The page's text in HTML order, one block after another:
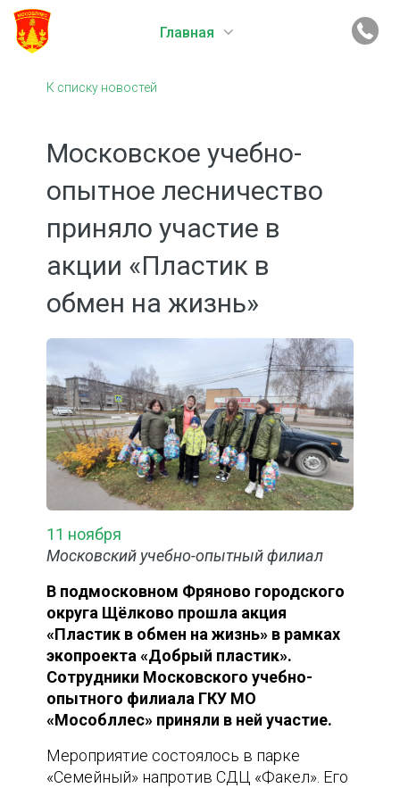
Главная
К списку новостей
Московское учебно-
опытное лесничество
приняло участие в
акции «Пластик в
обмен на жизнь»
11 ноября
Московский учебно-опытный филиал
В подмосковном Фряново городского
округа Щёлково прошла акция
«Пластик в обмен на жизнь» в рамках
экопроекта «Добрый пластик».
Сотрудники Московского учебно-
опытного филиала ГКУ МО
«Мособллес» приняли в ней участие.
Мероприятие состоялось в парке
«Семейный» напротив СДЦ «Факел». Его